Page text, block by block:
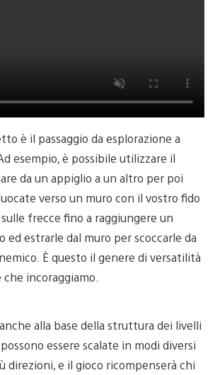
è il passaggio da esplorazione a
esempio, è possibile utilizzare il
da un appiglio a un altro per poi
verso un muro con il vostro fido
frecce fino a raggiungere un
ed estrarle dal muro per scoccarle da
È questo il genere di versatilità
incoraggiamo.
alla base della struttura dei livelli
essere scalate in modi diversi
direzioni, e il gioco ricompenserà chi